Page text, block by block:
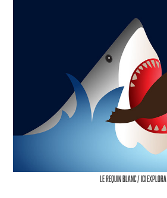
Le Requin Blanc / ICI Explora